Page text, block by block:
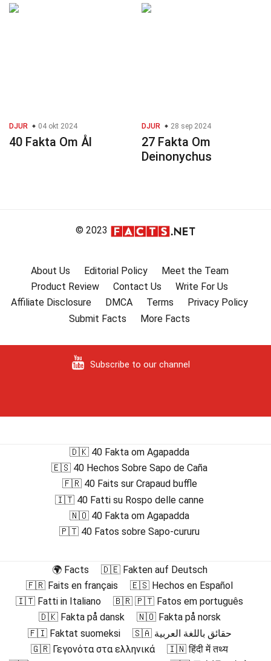
DJUR 04 okt 2024
40 Fakta Om Ål
DJUR 28 sep 2024
27 Fakta Om
Deinonychus
© 2023
About Us Editorial Policy
Meet the Team
Product Review
Contact Us
Write For Us
Affiliate Disclosure
DMCA Terms
Privacy Policy
Submit Facts
More Facts
Subscribe to our channel
🇩🇰 40 Fakta om Agapadda
🇪🇸 40 Hechos Sobre Sapo de Caña
🇫🇷 40 Faits sur Crapaud buffle
🇮🇹 40 Fatti su Rospo delle canne
🇳🇴 40 Fakta om Agapadda
🇵🇹 40 Fatos sobre Sapo-cururu
🌍 Facts
🇩🇪 Fakten auf Deutsch
🇫🇷 Faits en français
🇪🇸 Hechos en Español
🇮🇹 Fatti in Italiano
🇧🇷 🇵🇹 Fatos em português
🇩🇰 Fakta på dansk
🇳🇴 Fakta på norsk
🇫🇮 Faktat suomeksi
🇸🇦 حقائق باللغة العربية
🇬🇷 Γεγονότα στα ελληνικά
🇮🇳 हिंदी में तथ्य